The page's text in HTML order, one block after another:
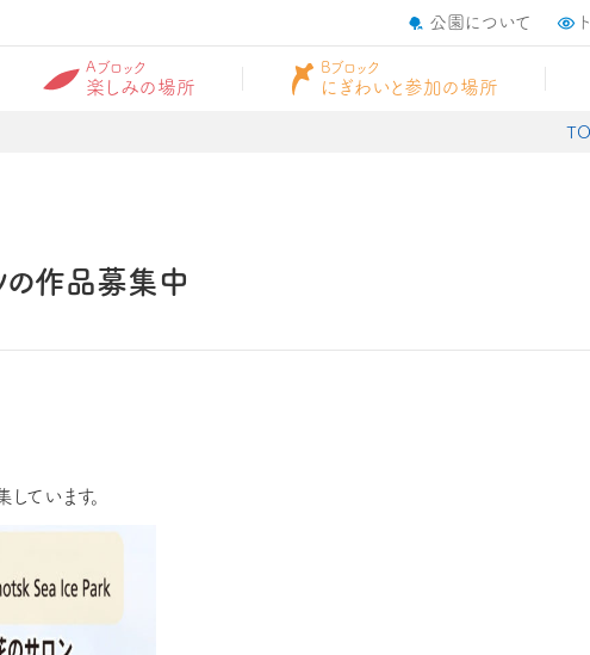
公園について
Aブロック
楽しみの場所
Bブロック
にぎわいと参加の場所
の作品募集中
ています。